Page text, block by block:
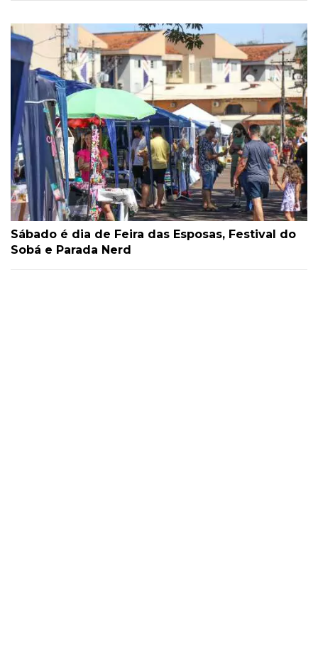
Sábado é dia de Feira das Esposas, Festival do
Sobá e Parada Nerd